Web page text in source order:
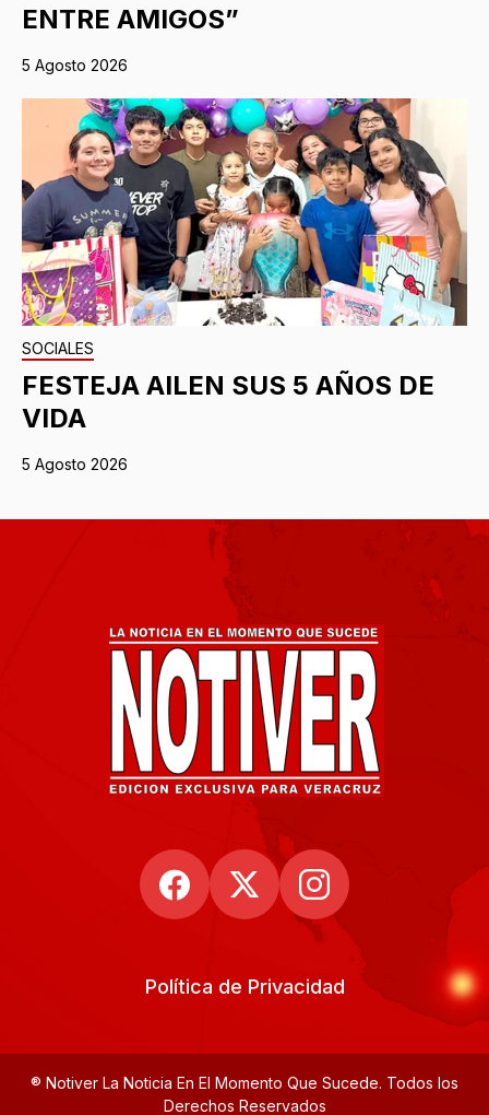
ENTRE AMIGOS”
5 Agosto 2026
SOCIALES
FESTEJA AILEN SUS 5 AÑOS DE
VIDA
5 Agosto 2026
Política de Privacidad
® Notiver La Noticia En El Momento Que Sucede. Todos los
Derechos Reservados